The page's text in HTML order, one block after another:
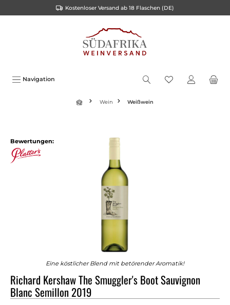
Kostenloser Versand ab 18 Flaschen (DE)
Navigation
Wein Weißwein
Bewertungen:
Eine köstlicher Blend mit betörender Aromatik!
Richard Kershaw The Smuggler's Boot Sauvignon
Blanc Semillon 2019